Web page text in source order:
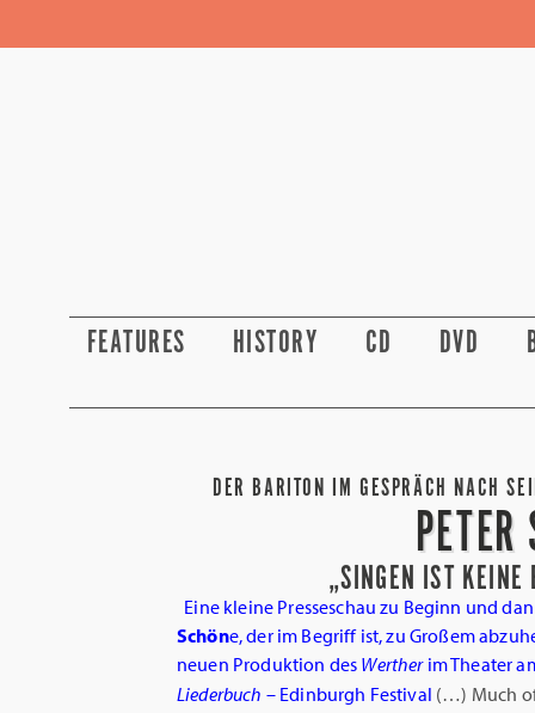
FEATURES HISTORY CD DVD
DER BARITON IM GESPRÄCH NACH
PETER
„SINGEN IST
Eine kleine Presseschau zu Beginn und
Schöne, der im Begriff ist, zu Großem
neuen Produktion des Wertherim Theater
Liederbuch – Edinburgh Festival (…) Much